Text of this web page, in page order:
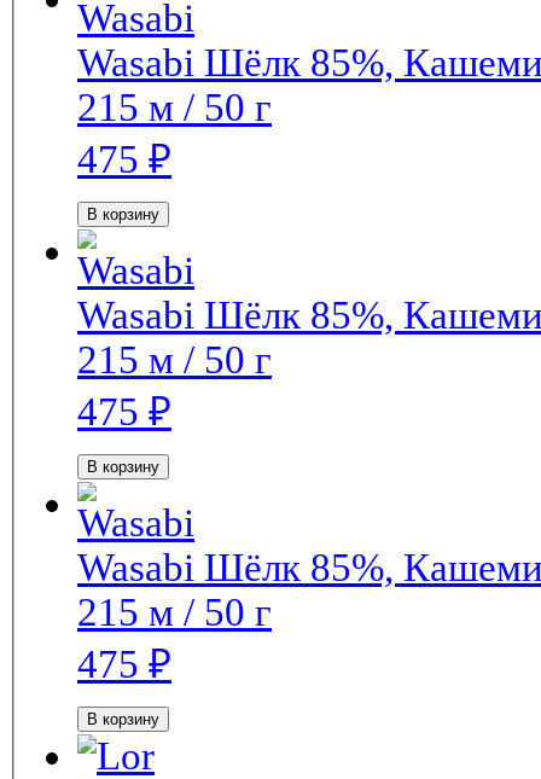
Wasabi Шёлк 85%,
215 м / 50 г
475 ₽
В корзину
Wasabi Шёлк 85%,
215 м / 50 г
475 ₽
В корзину
Wasabi Шёлк 85%,
215 м / 50 г
475 ₽
В корзину